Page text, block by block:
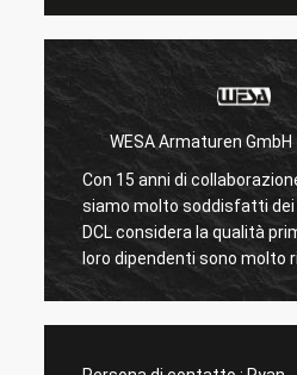
WESA Armaturen GmbH
Con 15 anni di
siamo molto soddisfatti dei
DCL considera la qualità
loro dipendenti sono molto
prodotti.Fanno sempre